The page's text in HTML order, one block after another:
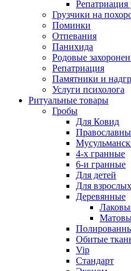
Грузчики на
Поминки
Отпевания
Панихида
Родовые
Репатриация
Памятники и
Услуги психолога
Ритуальные товары
Гробы
Для Ковид
4-х гранные
6-и гранные
Для детей
Для взрослых
Деревянные
Обитые
Vip
Стандарт